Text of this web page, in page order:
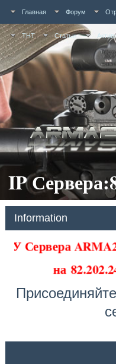
Главная Форум
ТНТ Статьи
IP
Information
У Сервера
на